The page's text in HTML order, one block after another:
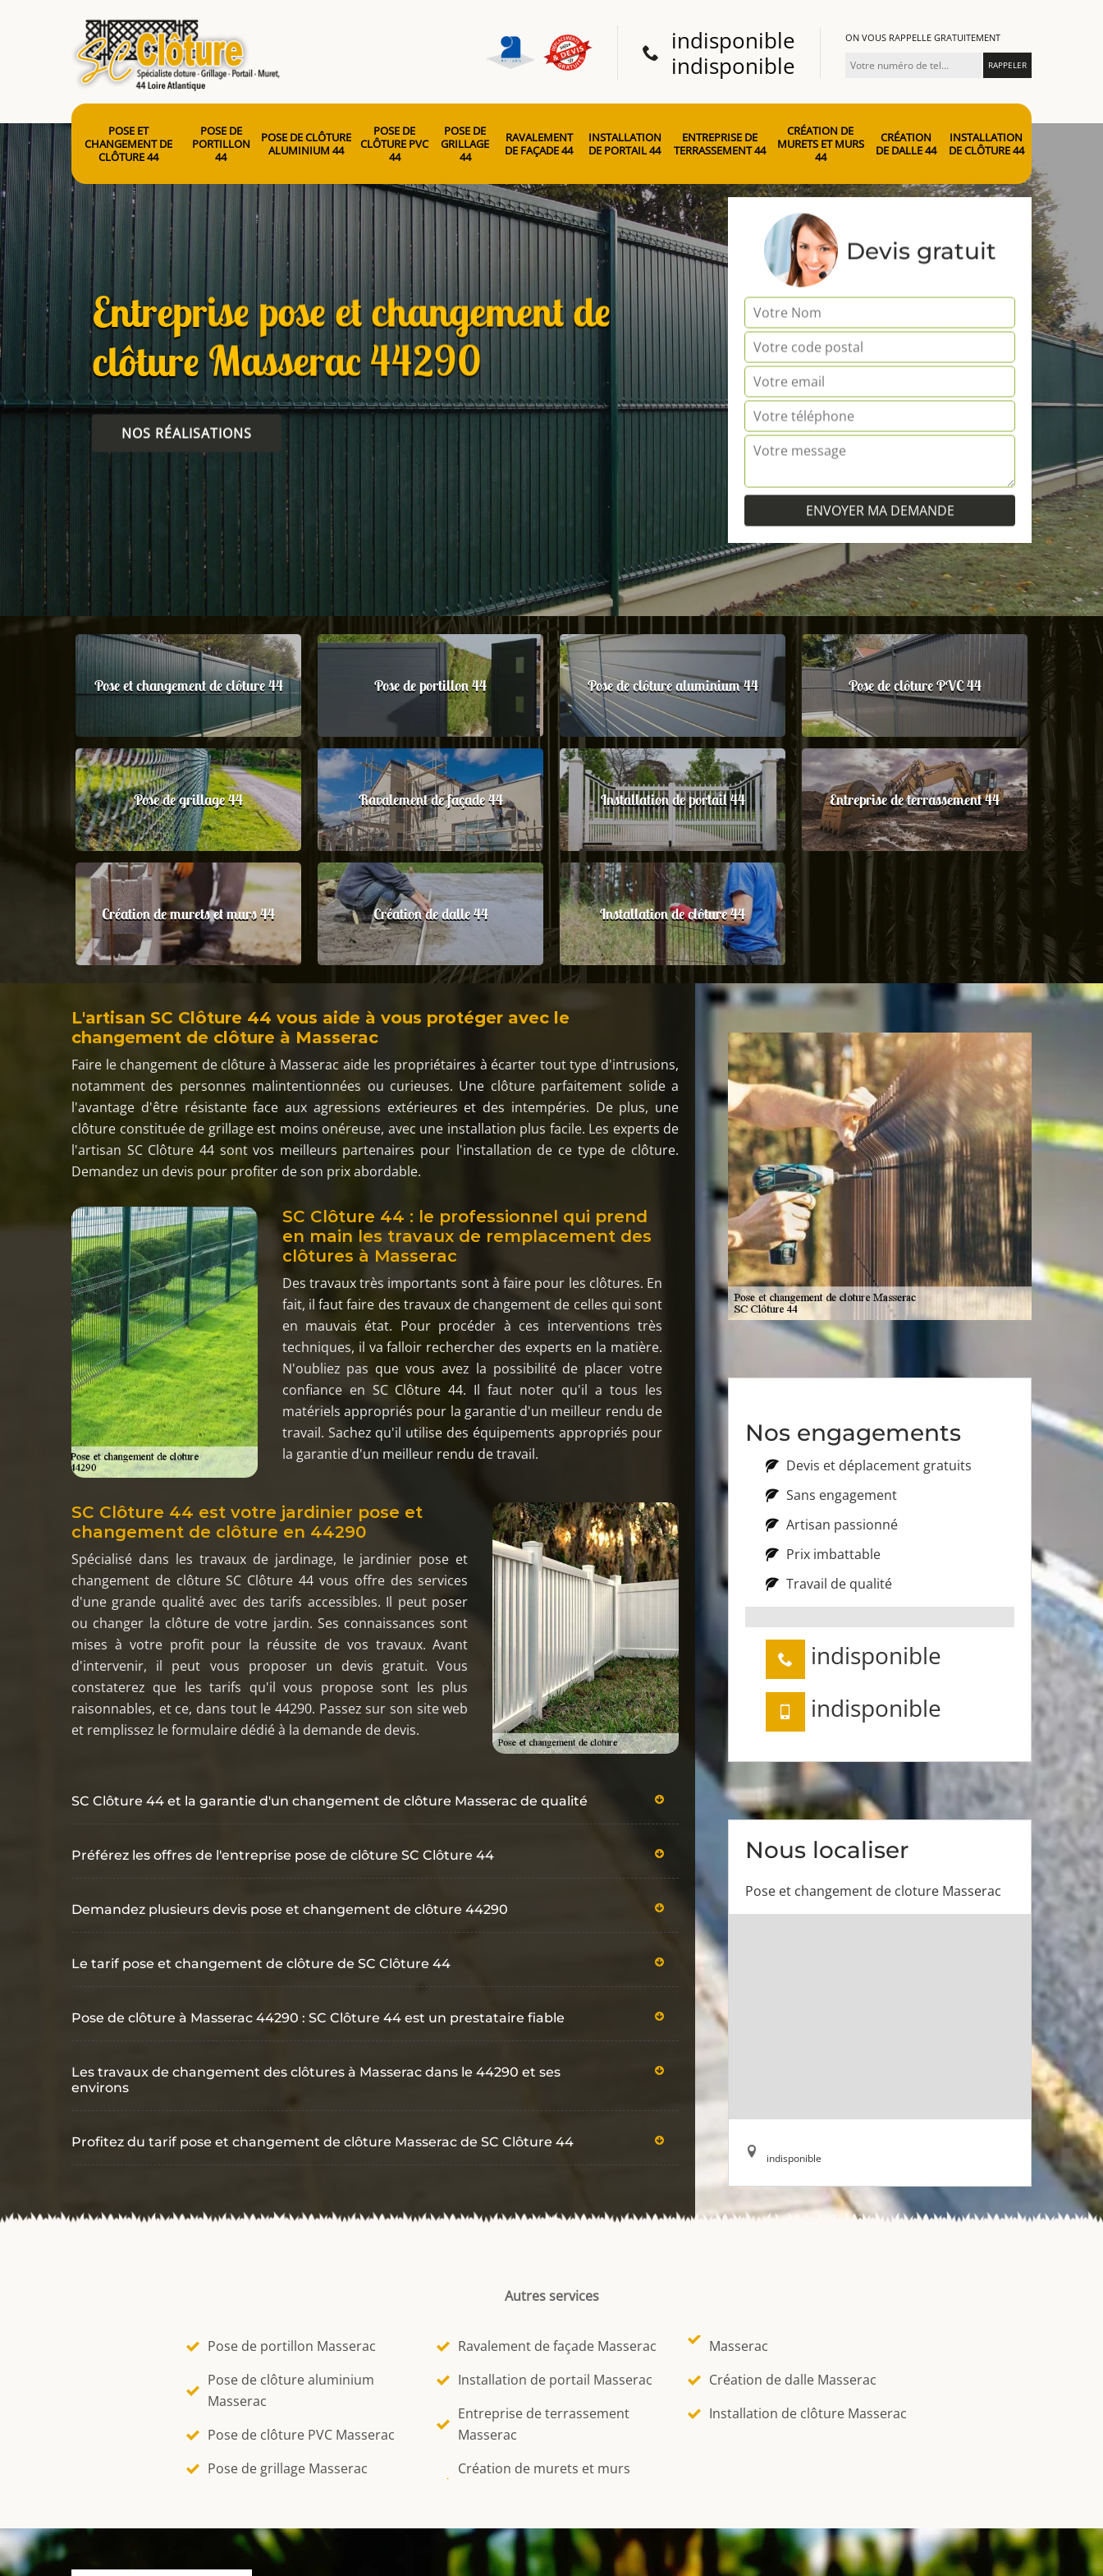
indisponible
indisponible
ON VOUS RAPPELLE GRATUITEMENT
POSE ET
CHANGEMENT DE
CLÔTURE 44
POSE DE
PORTILLON
44
POSE DE CLÔTURE
ALUMINIUM 44
POSE DE
CLÔTURE PVC
44
POSE DE
GRILLAGE
44
RAVALEMENT
DE FAÇADE 44
INSTALLATION
DE PORTAIL 44
ENTREPRISE DE
TERRASSEMENT 44
CRÉATION DE
MURETS ET MURS
44
CRÉATION
DE DALLE 44
INSTALLATION
DE CLÔTURE 44
Entreprise pose et changement de
clôture Masserac 44290
NOS RÉALISATIONS
Devis gratuit
Pose et changement de clôture 44 Pose de portillon 44 Pose de clôture aluminium 44 Pose de clôture PVC 44
Pose de grillage 44 Ravalement de façade 44 Installation de portail 44 Entreprise de terrassement 44
Création de murets et murs 44 Création de dalle 44 Installation de clôture 44
L'artisan SC Clôture 44 vous aide à vous protéger avec le
changement de clôture à Masserac
Faire le changement de clôture à Masserac aide les propriétaires à écarter tout type d'intrusions,
notamment des personnes malintentionnées ou curieuses. Une clôture parfaitement solide a
l'avantage d'être résistante face aux agressions extérieures et des intempéries. De plus, une
clôture constituée de grillage est moins onéreuse, avec une installation plus facile. Les experts de
l'artisan SC Clôture 44 sont vos meilleurs partenaires pour l'installation de ce type de clôture.
Demandez un devis pour profiter de son prix abordable.
SC Clôture 44 : le professionnel qui prend
en main les travaux de remplacement des
clôtures à Masserac
Des travaux très importants sont à faire pour les clôtures. En
fait, il faut faire des travaux de changement de celles qui sont
en mauvais état. Pour procéder à ces interventions très
techniques, il va falloir rechercher des experts en la matière.
N'oubliez pas que vous avez la possibilité de placer votre
confiance en SC Clôture 44. Il faut noter qu'il a tous les
matériels appropriés pour la garantie d'un meilleur rendu de
travail. Sachez qu'il utilise des équipements appropriés pour
la garantie d'un meilleur rendu de travail.
SC Clôture 44 est votre jardinier pose et
changement de clôture en 44290
Spécialisé dans les travaux de jardinage, le jardinier pose et
changement de clôture SC Clôture 44 vous offre des services
d'une grande qualité avec des tarifs accessibles. Il peut poser
ou changer la clôture de votre jardin. Ses connaissances sont
mises à votre profit pour la réussite de vos travaux. Avant
d'intervenir, il peut vous proposer un devis gratuit. Vous
constaterez que les tarifs qu'il vous propose sont les plus
raisonnables, et ce, dans tout le 44290. Passez sur son site web
et remplissez le formulaire dédié à la demande de devis.
SC Clôture 44 et la garantie d'un changement de clôture Masserac de qualité
Préférez les offres de l'entreprise pose de clôture SC Clôture 44
Demandez plusieurs devis pose et changement de clôture 44290
Le tarif pose et changement de clôture de SC Clôture 44
Pose de clôture à Masserac 44290 : SC Clôture 44 est un prestataire fiable
Les travaux de changement des clôtures à Masserac dans le 44290 et ses
environs
Profitez du tarif pose et changement de clôture Masserac de SC Clôture 44
Nos engagements
Devis et déplacement gratuits
Sans engagement
Artisan passionné
Prix imbattable
Travail de qualité
indisponible
indisponible
Nous localiser
Pose et changement de cloture Masserac
indisponible
Autres services
Pose de portillon Masserac
Pose de clôture aluminium
Masserac
Pose de clôture PVC Masserac
Pose de grillage Masserac
Ravalement de façade Masserac
Installation de portail Masserac
Entreprise de terrassement
Masserac
Création de murets et murs
Masserac
Création de dalle Masserac
Installation de clôture Masserac